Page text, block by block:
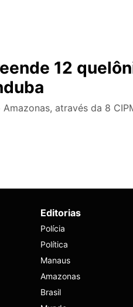
12
através da 8
Editorias
Polícia
Política
Manaus
Amazonas
Brasil